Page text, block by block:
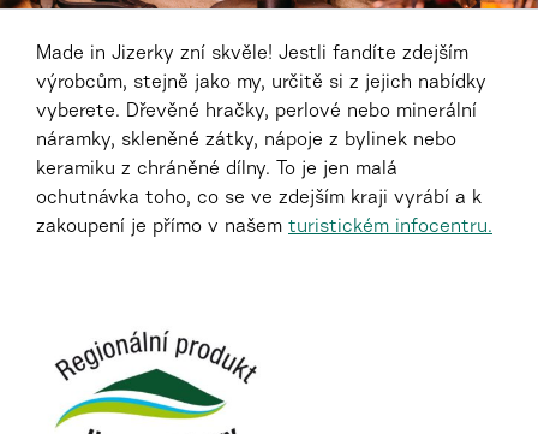
Made in Jizerky zní skvěle! Jestli fandíte zdejším
výrobcům, stejně jako my, určitě si z jejich nabídky
vyberete. Dřevěné hračky, perlové nebo minerální
náramky, skleněné zátky, nápoje z bylinek nebo
keramiku z chráněné dílny. To je jen malá
ochutnávka toho, co se ve zdejším kraji vyrábí a k
zakoupení je přímo v našem turistickém infocentru.